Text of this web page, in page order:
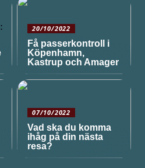
20/10/2022
Få passerkontroll i
Köpenhamn,
Kastrup och Amager
07/10/2022
Vad ska du komma
ihåg på din nästa
resa?